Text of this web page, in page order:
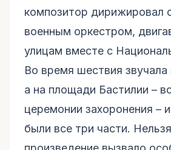
композитор дирижировал
военным оркестром,
улицам вместе с
Во время шествия звучала
а на площади Бастилии –
церемонии захоронения –
были все три части.